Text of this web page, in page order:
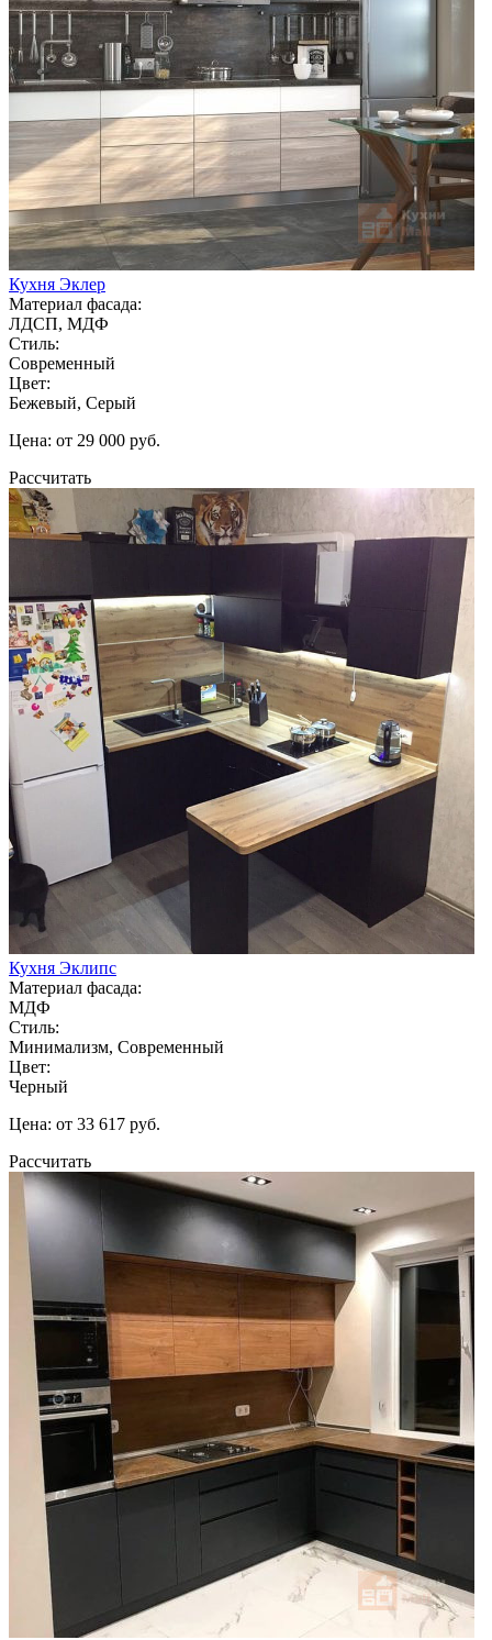
Кухня Эклер
Материал фасада:
ЛДСП, МДФ
Стиль:
Современный
Цвет:
Бежевый, Серый
Цена: от 29 000 руб.
Рассчитать
Кухня Эклипс
Материал фасада:
МДФ
Стиль:
Минимализм, Современный
Цвет:
Черный
Цена: от 33 617 руб.
Рассчитать